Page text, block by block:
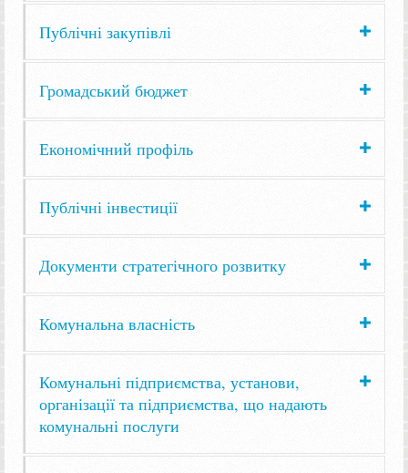
Публічні закупівлі
Громадський бюджет
Економічний профіль
Публічні інвестиції
Документи стратегічного розвитку
Комунальна власність
Комунальні підприємства, установи,
організації та підприємства, що надають
комунальні послуги